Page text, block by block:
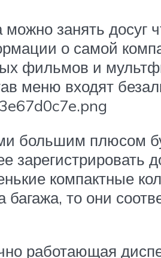
занять досуг
о самой
фильмов и
меню входят
большим плюсом
компактные
багажа, то они
работающая